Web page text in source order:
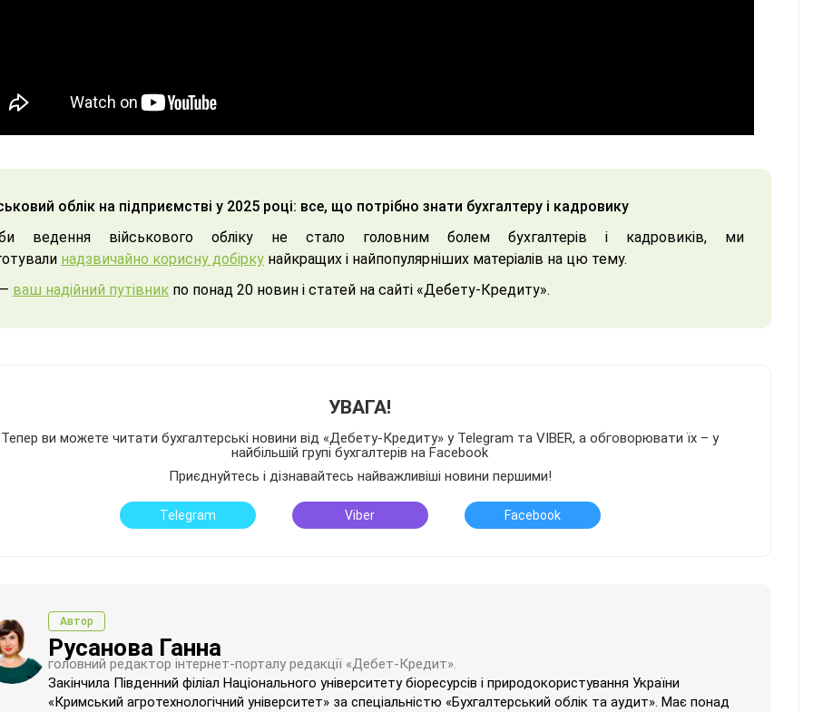
облік на підприємстві у 2025 році: все, що потрібно знати бухгалтеру і кадровику
ведення військового обліку не стало головним болем бухгалтерів і кадровиків, ми
надзвичайно корисну добірку найкращих і найпопулярніших матеріалів на цю тему.
ваш надійний путівник по понад 20 новин і статей на сайті «Дебету-Кредиту».
УВАГА!
Тепер ви можете читати бухгалтерські новини від «Дебету-Кредиту» у Telegram та VIBER, а обговорювати їх – у
найбільшій групі бухгалтерів на Facebook
Приєднуйтесь і дізнавайтесь найважливіші новини першими!
Telegram Viber Facebook
Автор
Русанова Ганна
головний редактор інтернет-порталу редакції «Дебет-Кредит».
Закінчила Південний філіал Національного університету біоресурсів і природокористування України
«Кримський агротехнологічний університет» за спеціальністю «Бухгалтерський облік та аудит». Має понад